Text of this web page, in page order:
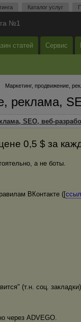
Каталог услуг
№1
статей Сервис
Маркетинг, продвижение,
реклама,
SEO, веб-
0,5 $ за
а не боты.
ВКонтакте ([
(т.н. соц. закладки)
через ADVEGO.